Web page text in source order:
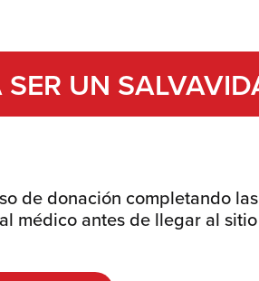
UN
de donación completando
médico antes de llegar al